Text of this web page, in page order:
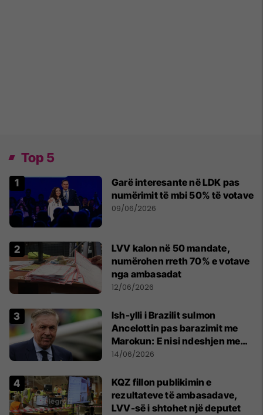
Top 5
Garë interesante në LDK pas
numërimit të mbi 50% të votave
09/06/2026
LVV kalon në 50 mandate,
numërohen rreth 70% e votave
nga ambasadat
12/06/2026
Ish-ylli i Brazilit sulmon
Ancelottin pas barazimit me
Marokun: E nisi ndeshjen me
formacionin e gabuar
14/06/2026
KQZ fillon publikimin e
rezultateve të ambasadave,
LVV-së i shtohet një deputet